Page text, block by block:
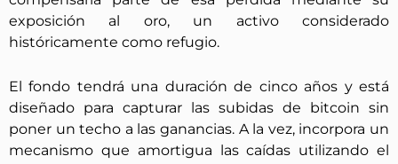
exposición al oro, un activo considerado
históricamente como refugio.
El fondo tendrá una duración de cinco años y está
diseñado para capturar las subidas de bitcoin sin
poner un techo a las ganancias. A la vez, incorpora un
mecanismo que amortigua las caídas utilizando el